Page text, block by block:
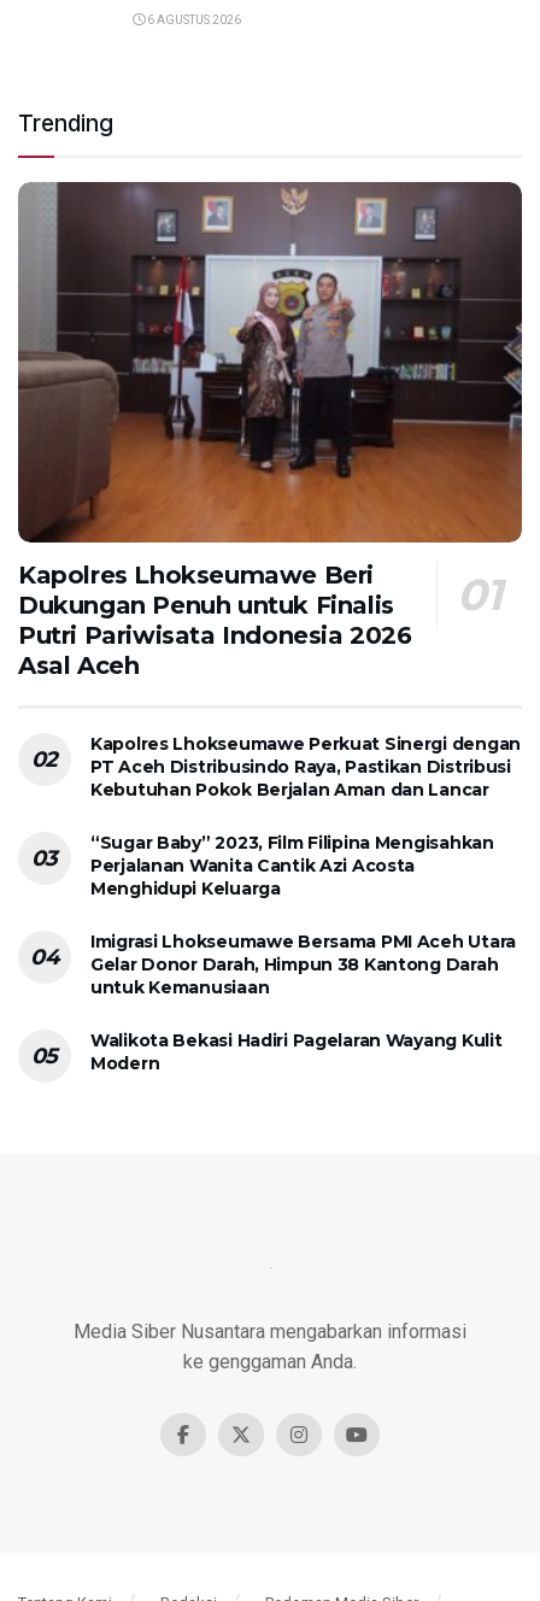
6 AGUSTUS 2026
Trending
Kapolres Lhokseumawe Beri
Dukungan Penuh untuk Finalis
Putri Pariwisata Indonesia 2026
Asal Aceh
Kapolres Lhokseumawe Perkuat Sinergi dengan
PT Aceh Distribusindo Raya, Pastikan Distribusi
Kebutuhan Pokok Berjalan Aman dan Lancar
“Sugar Baby” 2023, Film Filipina Mengisahkan
Perjalanan Wanita Cantik Azi Acosta
Menghidupi Keluarga
Imigrasi Lhokseumawe Bersama PMI Aceh Utara
Gelar Donor Darah, Himpun 38 Kantong Darah
untuk Kemanusiaan
Walikota Bekasi Hadiri Pagelaran Wayang Kulit
Modern
Media Siber Nusantara mengabarkan informasi
ke genggaman Anda.